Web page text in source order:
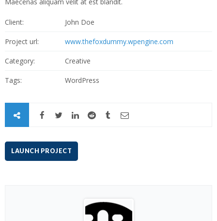
Maecenas aliquam velit at est blandit.
Client: John Doe
Project url: www.thefoxdummy.wpengine.com
Category: Creative
Tags: WordPress
LAUNCH PROJECT